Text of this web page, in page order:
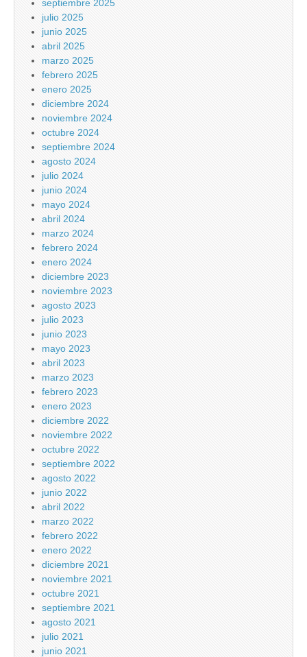
septiembre 2025
julio 2025
junio 2025
abril 2025
marzo 2025
febrero 2025
enero 2025
diciembre 2024
noviembre 2024
octubre 2024
septiembre 2024
agosto 2024
julio 2024
junio 2024
mayo 2024
abril 2024
marzo 2024
febrero 2024
enero 2024
diciembre 2023
noviembre 2023
agosto 2023
julio 2023
junio 2023
mayo 2023
abril 2023
marzo 2023
febrero 2023
enero 2023
diciembre 2022
noviembre 2022
octubre 2022
septiembre 2022
agosto 2022
junio 2022
abril 2022
marzo 2022
febrero 2022
enero 2022
diciembre 2021
noviembre 2021
octubre 2021
septiembre 2021
agosto 2021
julio 2021
junio 2021